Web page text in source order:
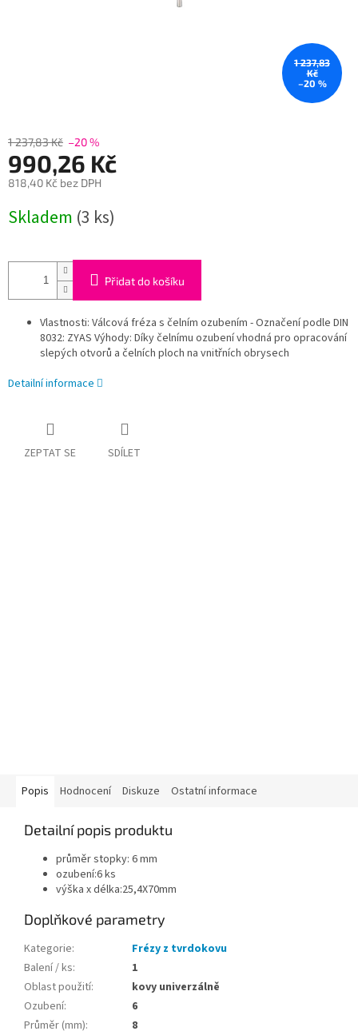
1 237,83
Kč
–20 %
1 237,83 Kč –20 %
990,26 Kč
818,40 Kč bez DPH
cena:
Skladem (3 ks)
Přidat do košíku
Vlastnosti: Válcová fréza s čelním ozubením - Označení podle DIN
8032: ZYAS Výhody: Díky čelnímu ozubení vhodná pro opracování
slepých otvorů a čelních ploch na vnitřních obrysech
Detailní informace
ZEPTAT SE SDÍLET
Popis Hodnocení Diskuze Ostatní informace
Detailní popis produktu
průměr stopky: 6 mm
ozubení:6 ks
výška x délka:25,4X70mm
Doplňkové parametry
Kategorie:
Frézy z tvrdokovu
Balení / ks:
1
Oblast použití:
kovy univerzálně
Ozubení:
6
Průměr (mm):
8